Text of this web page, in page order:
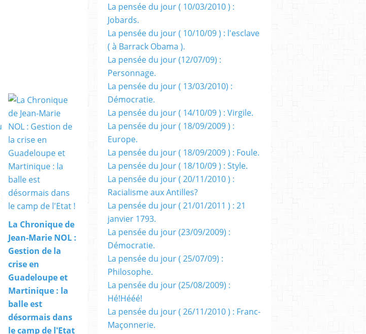
La Chronique de
Jean-Marie NOL :
Gestion de la
crise en
Guadeloupe et
Martinique : la
balle est
désormais dans
le camp de l'Etat
La pensée du jour ( 10/03/2010 ) :
Jobards.
La pensée du jour ( 10/10/09 ) : l'esclave
( à Barrack Obama ).
La pensée du jour (12/07/09) :
Personnage.
La pensée du jour ( 13/03/2010) :
Démocratie.
La pensée du jour ( 14/10/09 ) : Virgile.
La pensée du jour ( 18/09/2009 ) :
Europe.
La pensée du jour ( 18/09/2009 ) : Foule.
La pensée du Jour ( 18/10/09 ) : Style.
La pensée du jour ( 20/11/2010 ) :
Racialisme aux Antilles?
La pensée du jour ( 21/01/2011 ) : 21
janvier 1793.
La pensée du jour (23/09/2009) :
Démocratie.
La pensée du jour ( 25/07/09) :
Philosophe.
La pensée du jour (25/08/2009) :
Hé!Hééé!
La pensée du jour ( 26/11/2010 ) : Franc-
Maçonnerie.